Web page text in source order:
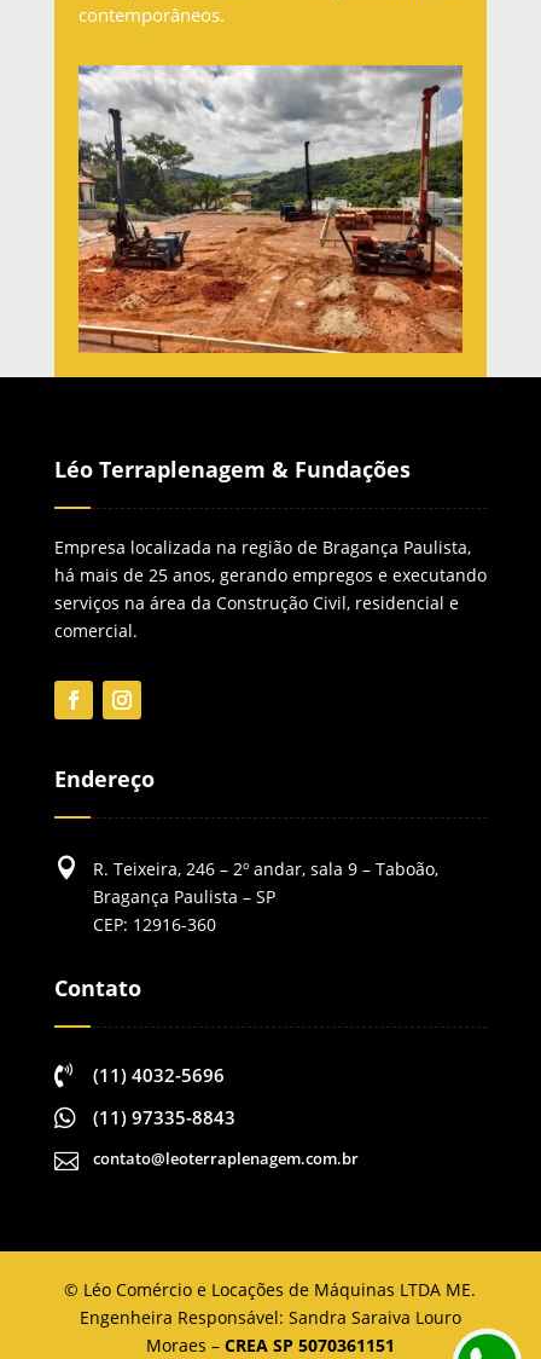
contemporâneos.
Léo Terraplenagem & Fundações
Empresa localizada na região de Bragança Paulista,
há mais de 25 anos, gerando empregos e executando
serviços na área da Construção Civil, residencial e
comercial.
Endereço

R. Teixeira, 246 – 2º andar, sala 9 – Taboão,
Bragança Paulista – SP
CEP: 12916-360
Contato
 (11) 4032-5696

(11) 97335-8843

contato@leoterraplenagem.com.br
© Léo Comércio e Locações de Máquinas LTDA ME.
Engenheira Responsável: Sandra Saraiva Louro
Moraes – CREA SP 5070361151